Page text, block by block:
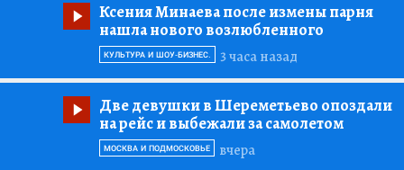
Ксения Минаева после измены парня
нашла нового возлюбленного
3 часа назад
КУЛЬТУРА И ШОУ-БИЗНЕС.
Две девушки в Шереметьево опоздали
на рейс и выбежали за самолетом
вчера
МОСКВА И ПОДМОСКОВЬЕ